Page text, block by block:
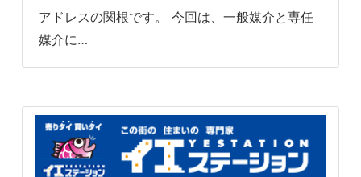
アドレスの関根です。 今回は、一般媒介と専任
媒介に…